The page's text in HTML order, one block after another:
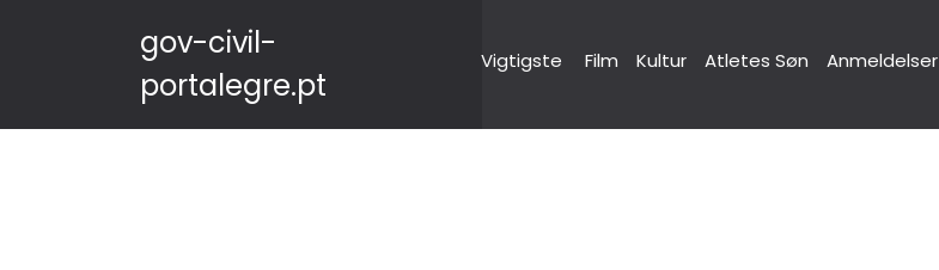
gov-civil-
portalegre.pt
Vigtigste Film Kultur Atletes Søn Anmeldelser